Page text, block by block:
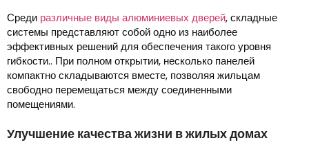
Среди различные виды алюминиевых дверей, складные
системы представляют собой одно из наиболее
эффективных решений для обеспечения такого уровня
гибкости.. При полном открытии, несколько панелей
компактно складываются вместе, позволяя жильцам
свободно перемещаться между соединенными
помещениями.
Улучшение качества жизни в жилых домах